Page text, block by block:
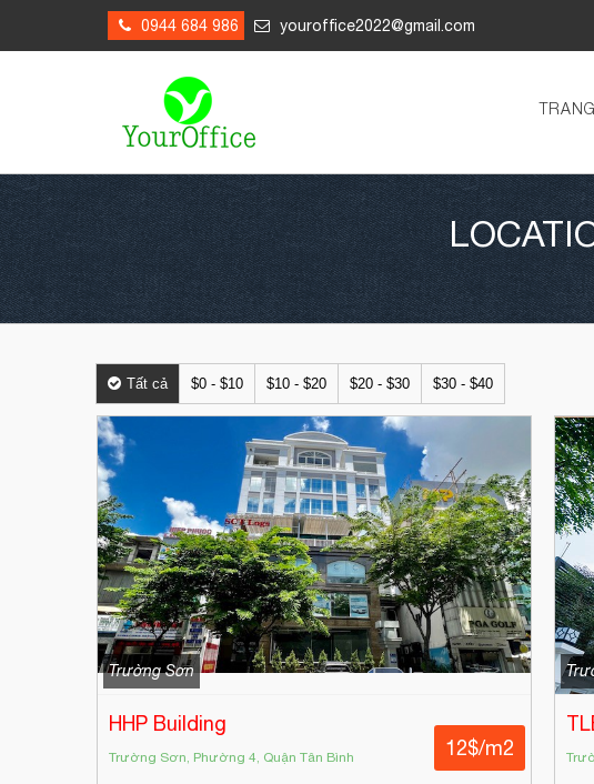
0944 684 986 youroffice2022@gmail.com
Tất cả $0 - $10 $10 - $20 $20 - $30 $30 - $40
Trường Sơn
HHP Building
Trường Sơn, Phường 4, Quận Tân Bình 12$/m2